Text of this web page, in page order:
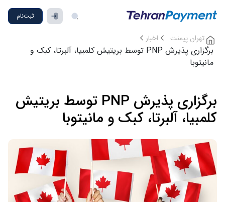
ثبت‌نام
تهران پیمنت اخبار
برگزاری پذیرش PNP توسط بریتیش کلمبیا، آلبرتا، کبک و
مانیتوبا
برگزاری پذیرش PNP توسط بریتیش
کلمبیا، آلبرتا، کبک و مانیتوبا